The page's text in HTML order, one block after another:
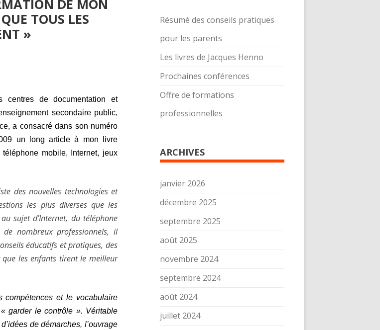
DE MON
TOUS LES
»
centres de documentation et
secondaire public,
a consacré dans son numéro
un long article à mon livre
mobile, Internet, jeux
des nouvelles technologies et
les plus diverses que les
sujet d’Internet, du téléphone
nombreux professionnels, il
éducatifs et pratiques, des
que les enfants tirent le meilleur
compétences et le vocabulaire
garder le contrôle ». Véritable
de démarches, l’ouvrage
Résumé des conseils pratiques
pour les parents
Les livres de Jacques Henno
Prochaines conférences
Offre de formations
professionnelles
ARCHIVES
janvier 2026
décembre 2025
septembre 2025
août 2025
novembre 2024
septembre 2024
août 2024
juillet 2024